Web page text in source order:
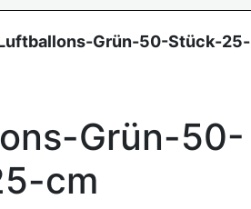
Grün-50-Stück-25-
Grün-50-
cm